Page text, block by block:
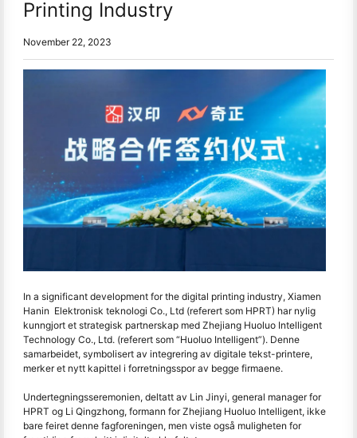
Printing Industry
November 22, 2023
In a significant development for the digital printing industry, Xiamen
Hanin Elektronisk teknologi Co., Ltd (referert som HPRT) har nylig
kunngjort et strategisk partnerskap med Zhejiang Huoluo Intelligent
Technology Co., Ltd. (referert som “Huoluo Intelligent”). Denne
samarbeidet, symbolisert av integrering av digitale tekst-printere,
merker et nytt kapittel i forretningsspor av begge firmaene.
Undertegningsseremonien, deltatt av Lin Jinyi, general manager for
HPRT og Li Qingzhong, formann for Zhejiang Huoluo Intelligent, ikke
bare feiret denne fagforeningen, men viste også muligheten for